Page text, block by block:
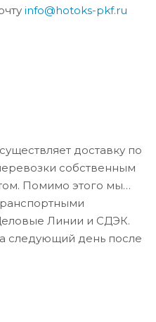
info@hotoks-pkf.ru
доставку по
собственным
Помимо этого мы
Линии и СДЭК.
следующий день после